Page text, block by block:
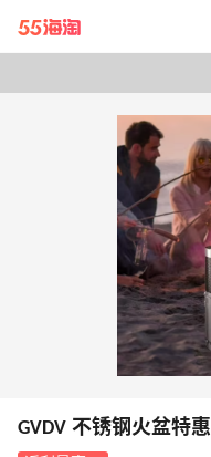
带你去官网买正品
GVDV 不锈钢火盆特惠